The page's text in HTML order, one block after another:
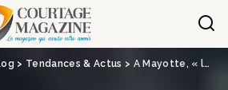
des cookies
> Tendances & Actus > A Mayotte, « les communes ont très peu effectué de déclarations de sinistre », explique Jean-Baptiste Desprez (Groupama)